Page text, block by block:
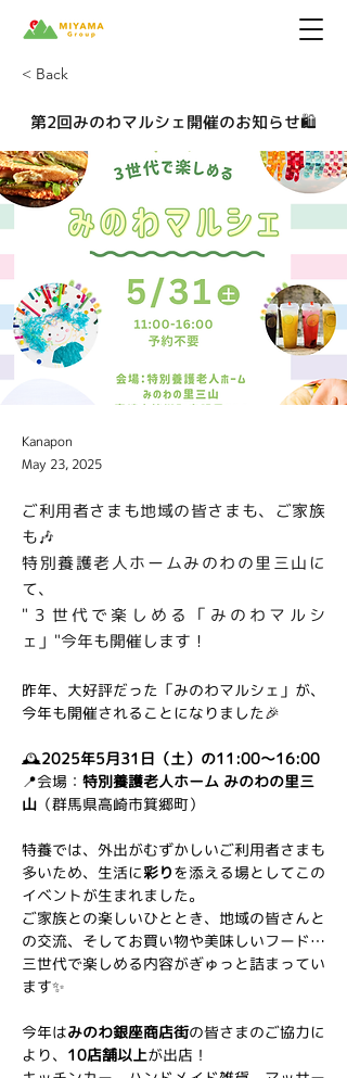
< Back
第2回みのわマルシェ開催のお知らせ🛍️
Kanapon
May 23, 2025
ご利用者さまも地域の皆さまも、ご家族
も🎶
特別養護老人ホームみのわの里三山に
て、
"３世代で楽しめる「みのわマルシ
ェ」"今年も開催します！
昨年、大好評だった「みのわマルシェ」が、
今年も開催されることになりました🎉
🕰️2025年5月31日（土）の11:00〜16:00
📍会場： 特別養護老人ホーム みのわの里三
山 （群馬県高崎市箕郷町）
特養では、外出がむずかしいご利用者さまも
多いため、生活に彩りを添える場としてこの
イベントが生まれました。
ご家族との楽しいひととき、地域の皆さんと
の交流、そしてお買い物や美味しいフード…
三世代で楽しめる内容がぎゅっと詰まってい
ます✨
今年はみのわ銀座商店街の皆さまのご協力に
より、 10店舗以上が出店！